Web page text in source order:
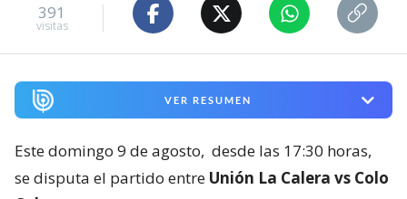
391
visitas
VER RESUMEN
Este domingo 9 de agosto, desde las 17:30 horas,
se disputa el partido entre Unión La Calera vs Colo